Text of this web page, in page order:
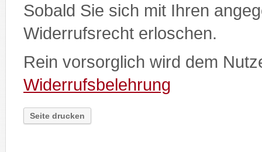
Sobald Sie sich mit Ihren
Widerrufsrecht erloschen.
Rein vorsorglich wird dem
Widerrufsbelehrung
Seite drucken